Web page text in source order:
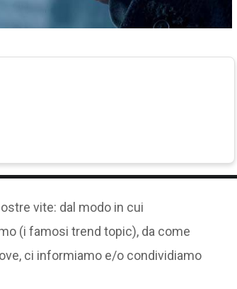
vite: dal modo in cui
(i famosi trend topic), da come
ci informiamo e/o condividiamo